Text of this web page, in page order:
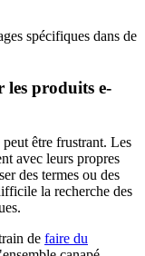
spécifiques dans de
les produits e-
être frustrant. Les
avec leurs propres
des termes ou des
la recherche des
de faire du